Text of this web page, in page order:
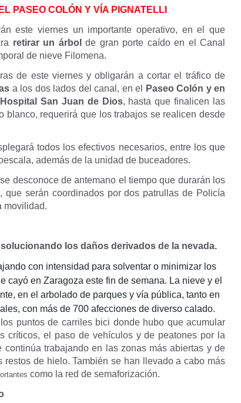
PASEO COLÓN Y VÍA PIGNATELLI
este viernes un importante operativo, en el que
retirar un árbol de gran porte caído en el Canal
de nieve Filomena.
de este viernes y obligarán a cortar el tráfico de
a los dos lados del canal, en el
Paseo Colón y en
Hospital San Juan de Dios, hasta que finalicen las
blanco, requerirá que los trabajos se realicen desde
todos los efectivos necesarios, entre los que
además de la unidad de buceadores.
desconoce de antemano el tiempo que durarán los
que serán coordinados por dos patrullas de Policía
movilidad.
los daños derivados de la nevada.
con intensidad para solventar o minimizar los
cayó en Zaragoza este fin de semana. La nieve y el
en el arbolado de parques y vía pública, tanto en
con más de 700 afecciones de diverso calado.
puntos de carriles bici donde hubo que acumular
críticos, el paso de vehículos y de peatones por la
trabajando en las zonas más abiertas y de
de hielo. También se han llevado a cabo más
como la red de semaforización.